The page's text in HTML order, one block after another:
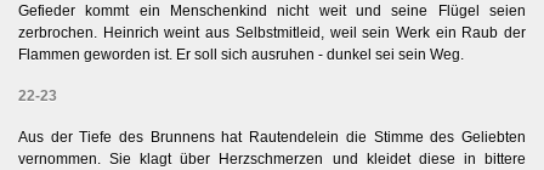
Gefieder kommt ein Menschenkind nicht weit und seine Flügel seien
zerbrochen. Heinrich weint aus Selbstmitleid, weil sein Werk ein Raub der
Flammen geworden ist. Er soll sich ausruhen - dunkel sei sein Weg.
22-23
Aus der Tiefe des Brunnens hat Rautendelein die Stimme des Geliebten
vernommen. Sie klagt über Herzschmerzen und kleidet diese in bittere